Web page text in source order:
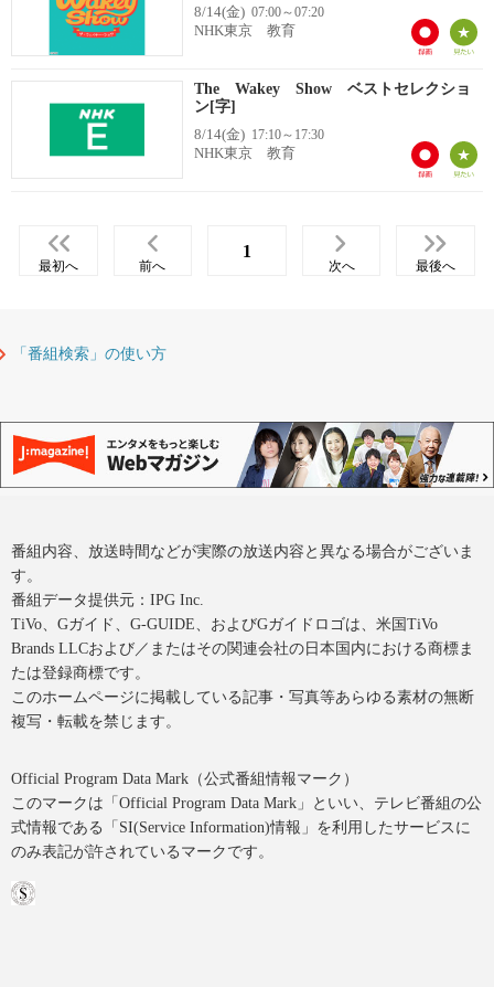
8/14(金) 07:00～07:20
NHK東京 教育
The Wakey Show ベストセレクショ
ン[字]
8/14(金) 17:10～17:30
NHK東京 教育
最初へ 前へ
1
次へ 最後へ
「番組検索」の使い方
番組内容、放送時間などが実際の放送内容と異なる場合がございま
す。
番組データ提供元：IPG Inc.
TiVo、Gガイド、G-GUIDE、およびGガイドロゴは、米国TiVo
Brands LLCおよび／またはその関連会社の日本国内における商標ま
たは登録商標です。
このホームページに掲載している記事・写真等あらゆる素材の無断
複写・転載を禁じます。
Official Program Data Mark（公式番組情報マーク）
このマークは「Official Program Data Mark」といい、テレビ番組の公
式情報である「SI(Service Information)情報」を利用したサービスに
のみ表記が許されているマークです。